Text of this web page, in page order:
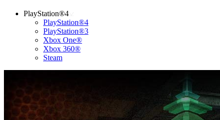
PlayStation®4
PlayStation®4
PlayStation®3
Xbox One®
Xbox 360®
Steam